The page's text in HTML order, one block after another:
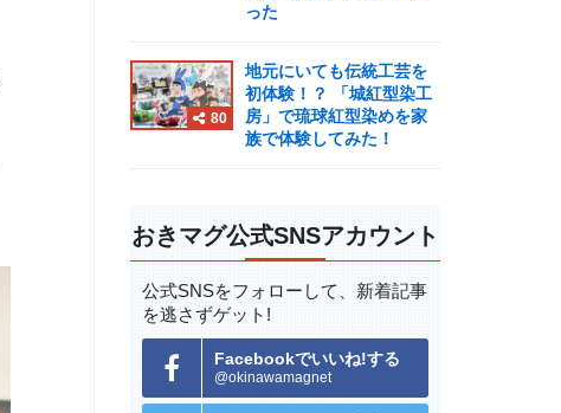
った
80
地元にいても伝統工芸を
初体験！？ 「城紅型染工
房」で琉球紅型染めを家
族で体験してみた！
おきマグ公式SNSアカウント
公式SNSをフォローして、 新着記事
を逃さずゲット!
Facebookでいいね!する
@okinawamagnet